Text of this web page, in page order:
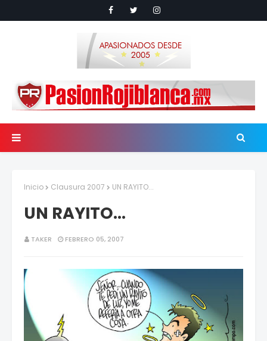
Inicio Clausura 2007 UN RAYITO...
UN RAYITO...
TAKER FEBRERO 05, 2007